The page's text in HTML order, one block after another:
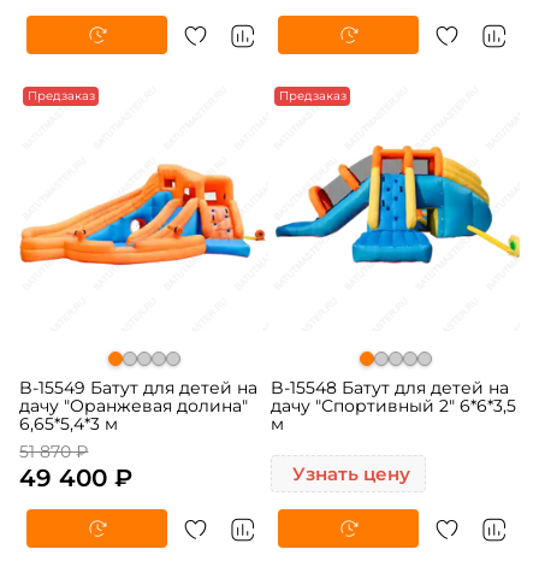
-5% Предзаказ
B-15549 Батут для детей на
дачу "Оранжевая долина"
6,65*5,4*3 м
51 870 ₽
49 400 ₽
Предзаказ
B-15548 Батут для детей на
дачу "Спортивный 2" 6*6*3,5
м
Узнать цену